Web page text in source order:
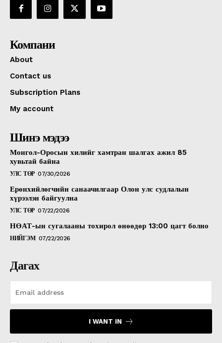
Компани
About
Contact us
Subscription Plans
My account
Шинэ мэдээ
Монгол-Оросын хилийг хамтран шалгах ажил 85
хувьтай байна
УЛС ТӨР 07/30/2026
Ерөнхийлөгчийн санаачилгаар Олон улс судлалын
хүрээлэн байгуулна
УЛС ТӨР 07/22/2026
НӨАТ-ын сугалааны тохирол өнөөдөр 13:00 цагт болно
НИЙГЭМ 07/22/2026
Дагах
I WANT IN